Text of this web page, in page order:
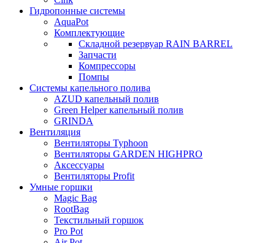
Гидропонные системы
AquaPot
Комплектующие
Складной резервуар RAIN BARREL
Запчасти
Компрессоры
Помпы
Системы капельного полива
AZUD капельный полив
Green Helper капельный полив
GRINDA
Вентиляция
Вентиляторы Typhoon
Вентиляторы GARDEN HIGHPRO
Аксессуары
Вентиляторы Profit
Умные горшки
Magic Bag
RootBag
Текстильный горшок
Pro Pot